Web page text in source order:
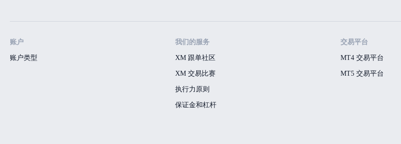
账户
账户类型
我们的服务
XM 跟单社区
XM 交易比赛
执行力原则
保证金和杠杆
交易平台
MT4 交易平台
MT5 交易平台